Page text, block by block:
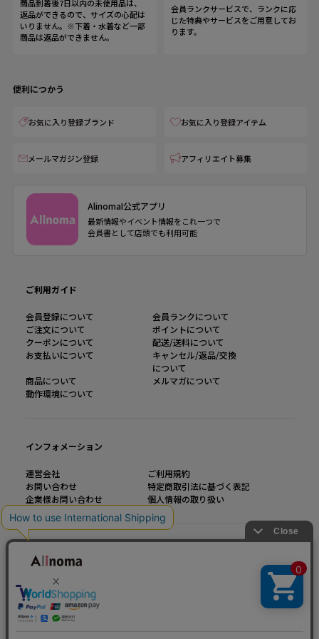
商品到着後7日以内の未使用品は、
返品ができるので、サイズの心配は
いりません。※下着・水着など一部
商品は返品ができません。
会員ランクサービスで、ランクに応
じた特典やサービスをご用意してお
ります。
便利につかう
お気に入り登録ブランド お気に入り登録アイテム
メールマガジン登録 アフィリエイト募集
AlinomaI公式アプリ
最新情報やイベント情報をこれ一つで
会員書として店頭でも利用可能
ご利用ガイド
会員登録について
会員ランクについて
ご注文について
ポイントについて
クーポンについて
配送/送料について
お支払いについて
キャンセル/返品/交換
について
商品について
メルマガについて
動作環境について
インフォメーション
運営会社
ご利用規約
お問い合わせ
特定商取引法に基づく表記
企業様お問い合わせ
個人情報の取り扱い
大きいサイズのファッション通販【Alinoma】
「Alinoma（アリノマ）は人気ブランドの大きいサイズアイテムを豊富に取りそろ